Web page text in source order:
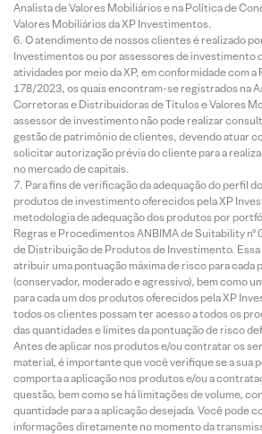
Analista de Valores Mobiliários e na Política de
Valores Mobiliários da XP Investimentos.
O atendimento de nossos clientes é realizado
Investimentos ou por assessores de investimento
atividades por meio da XP, em conformidade com a
178/2023, os quais encontram-se registrados na
Corretoras e Distribuidoras de Títulos e Valores
assessor de investimento não pode realizar
gestão de patrimônio de clientes, devendo atuar
solicitar autorização prévia do cliente para a
no mercado de capitais.
Para fins de verificação da adequação do perfil
produtos de investimento oferecidos pela XP
metodologia de adequação dos produtos por
Regras e Procedimentos ANBIMA de Suitability nº
de Distribuição de Produtos de Investimento.
atribuir uma pontuação máxima de risco para cada
(conservador, moderado e agressivo), bem como
para cada um dos produtos oferecidos pela XP
todos os clientes possam ter acesso a todos os
das quantidades e limites da pontuação de risco
Antes de aplicar nos produtos e/ou contratar os
material, é importante que você verifique se a sua
comporta a aplicação nos produtos e/ou a
questão, bem como se há limitações de volume,
quantidade para a aplicação desejada. Você pode
informações diretamente no momento da